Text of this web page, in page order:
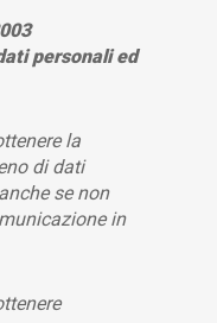
personali ed
la
di dati
se non
in